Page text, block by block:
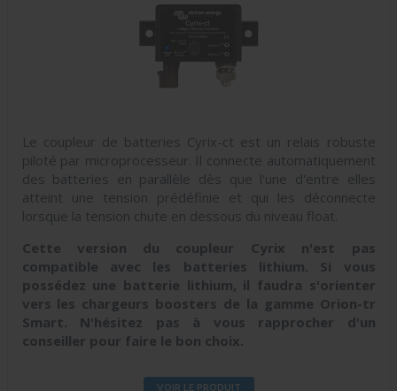
Le coupleur de batteries Cyrix-ct est un relais robuste
piloté par microprocesseur. Il connecte automatiquement
des batteries en parallèle dès que l'une d'entre elles
atteint une tension prédéfinie et qui les déconnecte
lorsque la tension chute en dessous du niveau float.
Cette version du coupleur Cyrix n'est pas
compatible avec les batteries lithium. Si vous
possédez une batterie lithium, il faudra s'orienter
vers les chargeurs boosters de la gamme Orion-tr
Smart. N'hésitez pas à vous rapprocher d'un
conseiller pour faire le bon choix.
VOIR LE PRODUIT